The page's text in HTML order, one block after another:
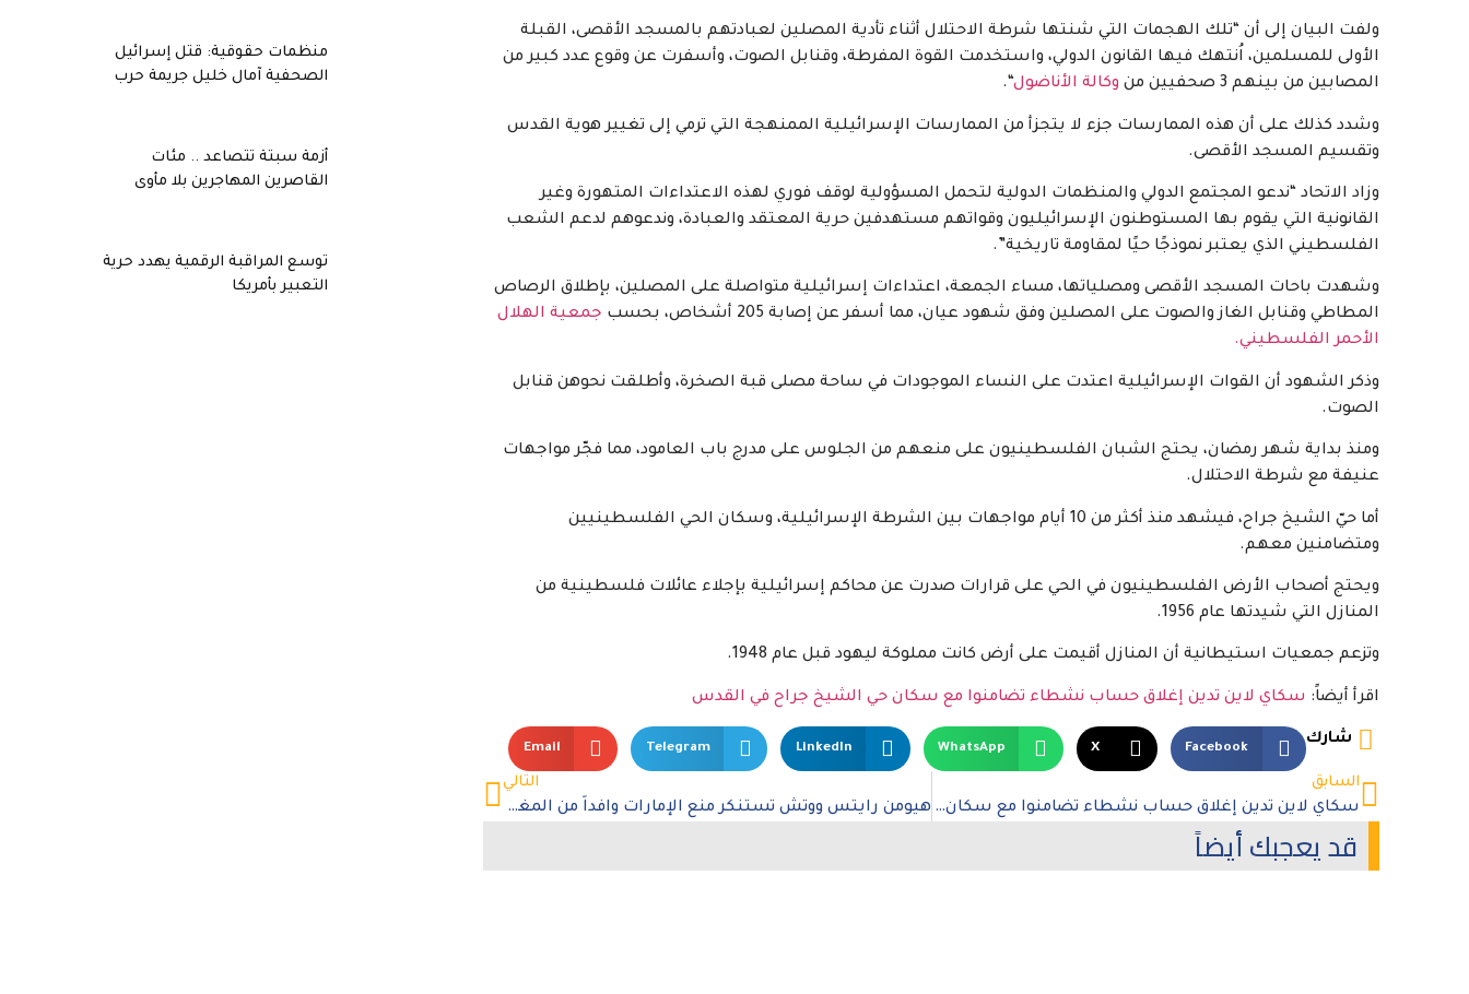
ولفت البيان إلى أن “تلك الهجمات التي شنتها شرطة الاحتلال أثناء تأدية المصلين لعبادتهم بالمسجد الأقصى، القبلة
الأولى للمسلمين، اُنتهك فيها القانون الدولي، واستخدمت القوة المفرطة، وقنابل الصوت، وأسفرت عن وقوع عدد كبير من
المصابين من بينهم 3 صحفيين من
وكالة الأناضول“.
وشدد كذلك على أن هذه الممارسات جزء لا يتجزأ من الممارسات الإسرائيلية الممنهجة التي ترمي إلى تغيير هوية القدس
وتقسيم المسجد الأقصى.
وزاد الاتحاد “ندعو المجتمع الدولي والمنظمات الدولية لتحمل المسؤولية لوقف فوري لهذه الاعتداءات المتهورة وغير
القانونية التي يقوم بها المستوطنون الإسرائيليون وقواتهم مستهدفين حرية المعتقد والعبادة، وندعوهم لدعم الشعب
الفلسطيني الذي يعتبر نموذجًا حيًا لمقاومة تاريخية”.
وشهدت باحات المسجد الأقصى ومصلياتها، مساء الجمعة، اعتداءات إسرائيلية متواصلة على المصلين، بإطلاق الرصاص
المطاطي وقنابل الغاز والصوت على المصلين وفق شهود عيان، مما أسفر عن إصابة 205 أشخاص، بحسب
جمعية الهلال
الأحمر الفلسطيني.
وذكر الشهود أن القوات الإسرائيلية اعتدت على النساء الموجودات في ساحة مصلى قبة الصخرة، وأطلقت نحوهن قنابل
الصوت.
ومنذ بداية شهر رمضان، يحتج الشبان الفلسطينيون على منعهم من الجلوس على مدرج باب العامود، مما فجّر مواجهات
عنيفة مع شرطة الاحتلال.
أما حيّ الشيخ جراح، فيشهد منذ أكثر من 10 أيام مواجهات بين الشرطة الإسرائيلية، وسكان الحي الفلسطينيين
ومتضامنين معهم.
ويحتج أصحاب الأرض الفلسطينيون في الحي على قرارات صدرت عن محاكم إسرائيلية بإجلاء عائلات فلسطينية من
المنازل التي شيدتها عام 1956.
وتزعم جمعيات استيطانية أن المنازل أقيمت على أرض كانت مملوكة ليهود قبل عام 1948.
اقرأ أيضاً: سكاي لاين تدين إغلاق حساب نشطاء تضامنوا مع سكان حي الشيخ جراح في القدس
شارك
Facebook
X
WhatsApp
LinkedIn
Telegram
Email
السابق
سكاي لاين تدين إغلاق حساب نشطاء تضامنوا مع سكان حي الشيخ جراح في القدس
التالي
هيومن رايتس ووتش تستنكر منع الإمارات وافداً من المغادرة أو العمل بسبب الديون
قد يعجبك أيضاً
منظمات حقوقية: قتل إسرائيل
الصحفية آمال خليل جريمة حرب
أزمة سبتة تتصاعد .. مئات
القاصرين المهاجرين بلا مأوى
توسع المراقبة الرقمية يهدد حرية
التعبير بأمريكا